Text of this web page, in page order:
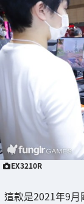
EX3210R
這款是2021年9